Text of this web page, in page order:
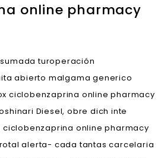
online pharmacy
turoperación
abierto malgama generico
ciclobenzaprina online pharmacy
Diesel, obre dich inte
online pharmacy
alerta- cada tantas carcelaria